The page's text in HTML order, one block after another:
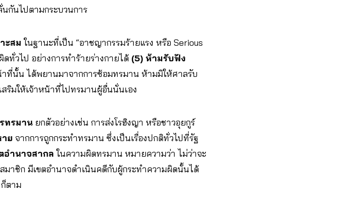
กันไปตามกระบวนการ
ะสม ในฐานะที่เป็น “อาชญากรรมร้ายแรง หรือ Serious
ทั่วไป อย่างการทำร้ายร่างกายได้ (5) ห้ามรับฟัง
ที่นั้น ได้พยานมาจากการซ้อมทรมาน ห้ามมิให้ศาลรับ
ริมให้เจ้าหน้าที่ไปทรมานผู้อื่นนั่นเอง
ทรมาน ยกตัวอย่างเช่น การส่งโรฮิงญา หรือชาวอุยกูร์
ย จากการถูกกระทำทรมาน ซึ่งเป็นเรื่องปกติทั่วไปที่รัฐ
อำนาจสากล ในความผิดทรมาน หมายความว่า ไม่ว่าจะ
าชิก มีเขตอำนาจดำเนินคดีกับผู้กระทำความผิดนั้นได้
ตาม